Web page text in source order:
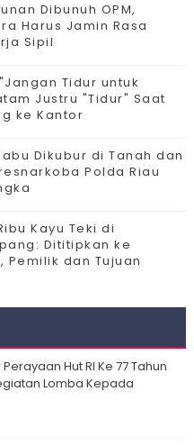
Dibunuh OPM,
Harus Jamin Rasa
Sipil
Tidur untuk
Justru "Tidur" Saat
ke Kantor
Dikubur di Tanah dan
Polda Riau
Kayu Teki di
Dititipkan ke
Pemilik dan Tujuan
Perayaan Hut RI Ke 77 Tahun
Lomba Kepada